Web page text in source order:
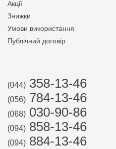
Акції
Знижки
Умови використання
Публічний договір
(044) 358-13-46
(056) 784-13-46
(068) 030-90-86
(094) 858-13-46
(094) 884-13-46